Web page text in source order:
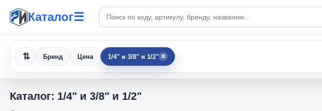
Каталог☰ Поиск по каталогу
Бренд Цена 1/4" и 3/8" и 1/2" ×
Каталог: 1/4" и 3/8" и 1/2"